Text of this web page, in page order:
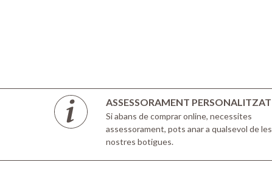
ASSESSORAMENT PERSONALITZAT
Si abans de comprar online, necessites
assessorament, pots anar a qualsevol de les
nostres botigues.